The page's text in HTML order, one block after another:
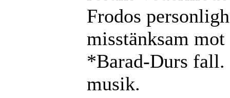
Frodos
misstänksam mot
*Barad-Durs
musik.